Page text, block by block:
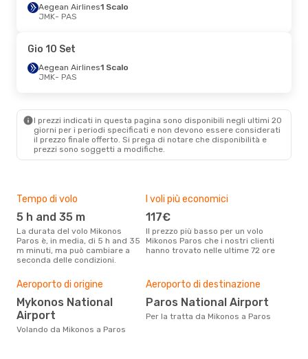
Aegean Airlines1 Scalo
JMK- PAS
Gio 10 Set
Aegean Airlines1 Scalo
JMK- PAS
I prezzi indicati in questa pagina sono disponibili negli ultimi 20
giorni per i periodi specificati e non devono essere considerati
il ​​prezzo finale offerto. Si prega di notare che disponibilità e
prezzi sono soggetti a modifiche.
Tempo di volo
5 h and 35 m
La durata del volo Mikonos
Paros è, in media, di 5 h and 35
m minuti, ma può cambiare a
seconda delle condizioni.
I voli più economici
117€
Il prezzo più basso per un volo
Mikonos Paros che i nostri clienti
hanno trovato nelle ultime 72 ore
Aeroporto di origine
Mykonos National
Airport
Volando da Mikonos a Paros
Aeroporto di destinazione
Paros National Airport
Per la tratta da Mikonos a Paros